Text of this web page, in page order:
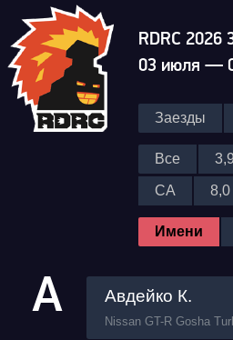
RDRC 2026
03 июля —
Заезды
Все
CA 8,0
Имени
А Авдейко К.